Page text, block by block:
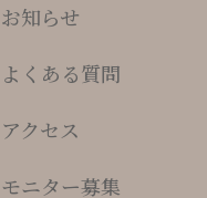
お知らせ
よくある質問
アクセス
モニター募集